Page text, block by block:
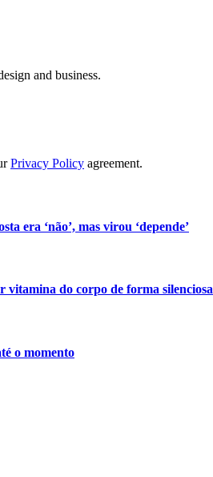
and business.
Privacy Policy agreement.
era ‘não’, mas virou ‘depende’
vitamina do corpo de forma silenciosa
o momento